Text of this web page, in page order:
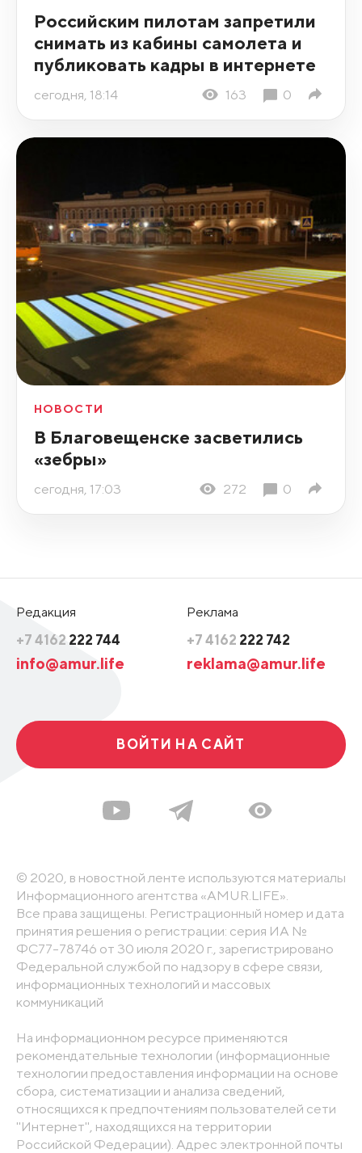
Российским пилотам запретили
снимать из кабины самолета и
публиковать кадры в интернете
сегодня, 18:14 163 0
НОВОСТИ
В Благовещенске засветились
«зебры»
сегодня, 17:03 272 0
Редакция
+7 4162 222 744
info@amur.life
Реклама
+7 4162 222 742
reklama@amur.life
ВОЙТИ НА САЙТ
© 2020, в новостной ленте используются материалы
Информационного агентства «AMUR.LIFE».
Все права защищены. Регистрационный номер и дата
принятия решения о регистрации: серия ИА №
ФС77-78746 от 30 июля 2020 г., зарегистрировано
Федеральной службой по надзору в сфере связи,
информационных технологий и массовых
коммуникаций
На информационном ресурсе применяются
рекомендательные технологии (информационные
технологии предоставления информации на основе
сбора, систематизации и анализа сведений,
относящихся к предпочтениям пользователей сети
"Интернет", находящихся на территории
Российской Федерации). Адрес электронной почты